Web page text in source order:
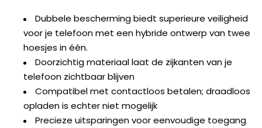
Dubbele bescherming biedt superieure veiligheid
voor je telefoon met een hybride ontwerp van twee
hoesjes in één.
Doorzichtig materiaal laat de zijkanten van je
telefoon zichtbaar blijven
Compatibel met contactloos betalen; draadloos
opladen is echter niet mogelijk
Precieze uitsparingen voor eenvoudige toegang